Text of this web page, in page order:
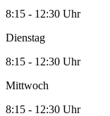
8:15 - 12:30 Uhr
Dienstag
8:15 - 12:30 Uhr
Mittwoch
8:15 - 12:30 Uhr